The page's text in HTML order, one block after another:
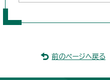
前のページへ戻る